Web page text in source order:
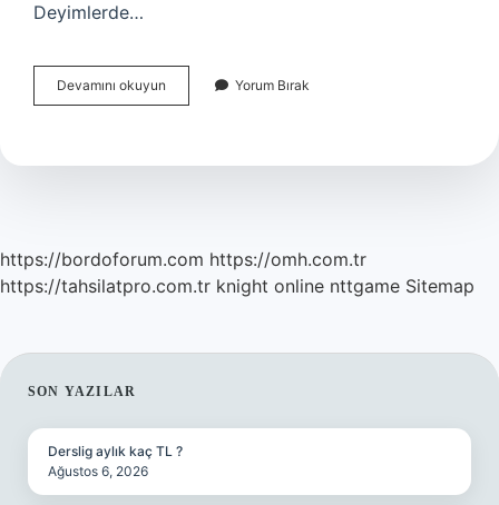
Deyimlerde…
Devamını okuyun
Anlamlı
Demek
Yorum Bırak
https://bordoforum.com https://omh.com.tr
https://tahsilatpro.com.tr knight online nttgame Sitemap
SIDEBAR
SON YAZILAR
Derslig aylık kaç TL ?
Ağustos 6, 2026